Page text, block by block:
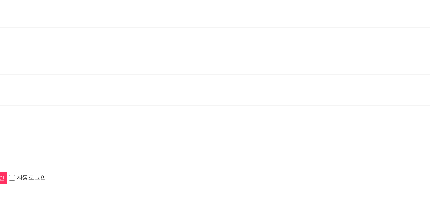
자동로그인